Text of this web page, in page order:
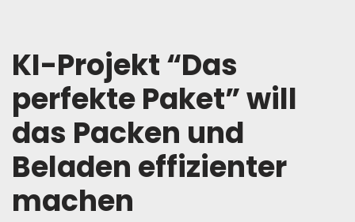
KI-Projekt “Das
perfekte Paket” will
das Packen und
Beladen effizienter
machen